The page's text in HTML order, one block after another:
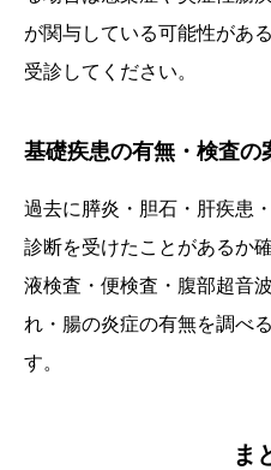
が関与している可能性があ
受診してください。
基礎疾患の有無・検査の
過去に膵炎・胆石・肝疾患
診断を受けたことがあるか
液検査・便検査・腹部超音
れ・腸の炎症の有無を調べ
す。
ま